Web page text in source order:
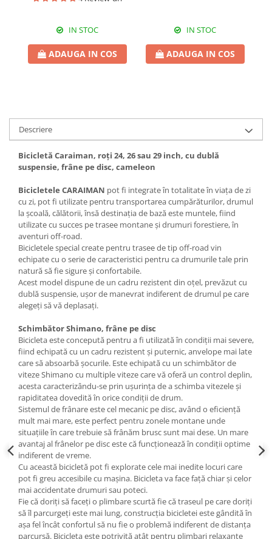
IN STOC
ADAUGA IN COS
IN STOC
ADAUGA IN COS
Descriere
Bicicletă Caraiman, roți 24, 26 sau 29 inch, cu dublă
suspensie, frâne pe disc, cameleon
Bicicletele CARAIMAN pot fi integrate în totalitate în viața de zi
cu zi, pot fi utilizate pentru transportarea cumpărăturilor, drumul
la școală, călătorii, însă destinația de bază este muntele, fiind
utilizate cu succes pe trasee montane și drumuri forestiere, în
aventuri off-road.
Bicicletele special create pentru trasee de tip off-road vin
echipate cu o serie de caracteristici pentru ca drumurile tale prin
natură să fie sigure și confortabile.
Acest model dispune de un cadru rezistent din oțel, prevăzut cu
dublă suspensie, ușor de manevrat indiferent de drumul pe care
alegeți să vă deplasați.
Schimbător Shimano, frâne pe disc
Bicicleta este concepută pentru a fi utilizată în condiții mai severe,
fiind echipată cu un cadru rezistent și puternic, anvelope mai late
care să absoarbă șocurile. Este echipată cu un schimbător de
viteze Shimano cu multiple viteze care vă oferă un control deplin,
acesta caracterizându-se prin ușurința de a schimba vitezele și
rapiditatea dovedită în orice condiții de drum.
Sistemul de frânare este cel mecanic pe disc, având o eficiență
mult mai mare, este perfect pentru zonele montane unde
situațiile în care trebuie să frânăm brusc sunt mai dese. Un mare
avantaj al frânelor pe disc este că funcționează în condiții optime
indiferent de vreme.
Cu această bicicletă pot fi explorate cele mai inedite locuri care
pot fi greu accesibile cu mașina. Bicicleta va face față chiar și celor
mai accidentate drumuri sau poteci.
Fie că doriți să faceți o plimbare scurtă fie că traseul pe care doriți
să îl parcurgeți este mai lung, construcția bicicletei este gândită în
așa fel încât confortul să nu fie o problemă indiferent de distanța
parcursă. Bicicleta este potrivită atât pentru plimbari relaxante